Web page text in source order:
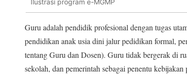
Ilustrasi program e-MGMP
Guru adalah pendidik profesional dengan tugas
pendidikan anak usia dini jalur pedidikan formal,
tentang Guru dan Dosen). Guru tidak bergerak di
sekolah, dan pemerintah sebagai penentu kebijakan